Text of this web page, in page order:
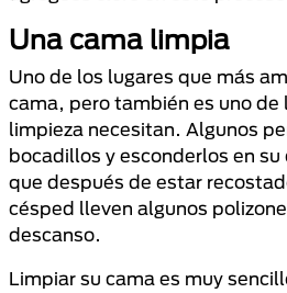
Una cama limpia
Uno de los lugares que más
cama, pero también es uno de
limpieza necesitan. Algunos
bocadillos y esconderlos en su
que después de estar
césped lleven algunos
descanso.
Limpiar su cama es muy